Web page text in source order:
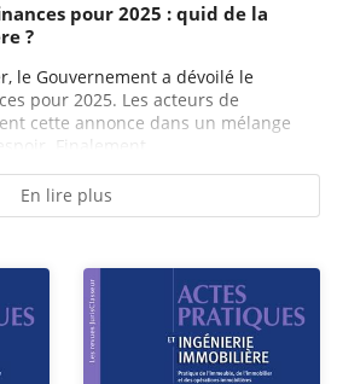
pour 2025 : quid de la
?
le Gouvernement a dévoilé le
pour 2025. Les acteurs de
cette annonce dans un mélange
Finalement,...
En lire plus